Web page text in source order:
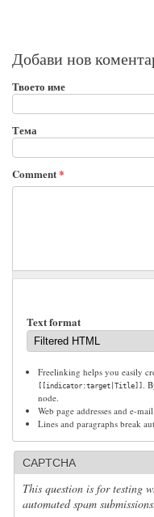
Добави нов
Твоето име
Тема
Comment*
Text format
Freelinking helps you easily
[[indicator:target|Title]]
.
node.
Web page addresses and e-
Lines and paragraphs break
CAPTCHA
This question is for testing
automated spam submissions.